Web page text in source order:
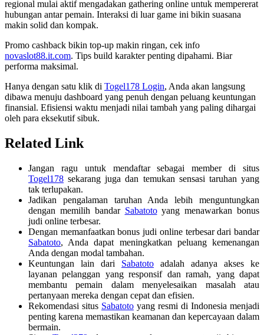
regional mulai aktif mengadakan gathering online untuk mempererat
hubungan antar pemain. Interaksi di luar game ini bikin suasana
makin solid dan kompak.
Promo cashback bikin top-up makin ringan, cek info
novaslot88.it.com. Tips build karakter penting dipahami. Biar
performa maksimal.
Hanya dengan satu klik di Togel178 Login, Anda akan langsung
dibawa menuju dashboard yang penuh dengan peluang keuntungan
finansial. Efisiensi waktu menjadi nilai tambah yang paling dihargai
oleh para eksekutif sibuk.
Related Link
Jangan ragu untuk mendaftar sebagai member di situs
Togel178 sekarang juga dan temukan sensasi taruhan yang
tak terlupakan.
Jadikan pengalaman taruhan Anda lebih menguntungkan
dengan memilih bandar Sabatotoyang menawarkan bonus
judi online terbesar.
Dengan memanfaatkan bonus judi online terbesar dari bandar
Sabatoto, Anda dapat meningkatkan peluang kemenangan
Anda dengan modal tambahan.
Keuntungan lain dari Sabatoto adalah adanya akses ke
layanan pelanggan yang responsif dan ramah, yang dapat
membantu pemain dalam menyelesaikan masalah atau
pertanyaan mereka dengan cepat dan efisien.
Rekomendasi situs Sabatoto yang resmi di Indonesia menjadi
penting karena memastikan keamanan dan kepercayaan dalam
bermain.